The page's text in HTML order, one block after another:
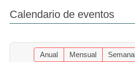
Calendario de eventos
Anual Mensual Semanal